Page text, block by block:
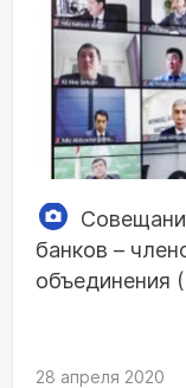
банков –
28 апреля 2020